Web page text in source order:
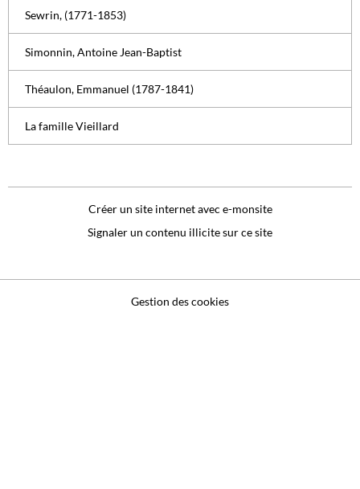
Sewrin, (1771-1853)
Simonnin, Antoine Jean-Baptist
Théaulon, Emmanuel (1787-1841)
La famille Vieillard
Créer un site internet avec e-monsite
Signaler un contenu illicite sur ce site
Gestion des cookies